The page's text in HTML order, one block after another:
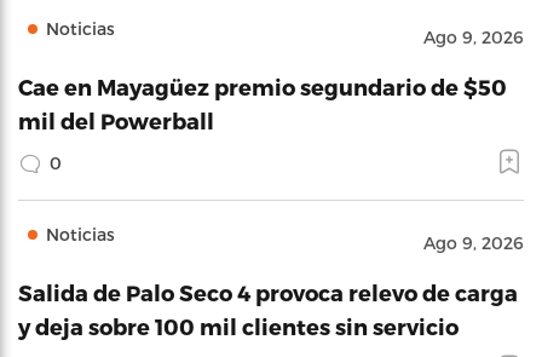
Noticias Ago 9, 2026
Cae en Mayagüez premio segundario de $50
mil del Powerball
0
Noticias Ago 9, 2026
Salida de Palo Seco 4 provoca relevo de carga
y deja sobre 100 mil clientes sin servicio